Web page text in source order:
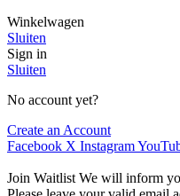
Winkelwagen
Sluiten
Sign in
Sluiten
No account yet?
Create an Account
Facebook X Instagram
Join Waitlist We will inform